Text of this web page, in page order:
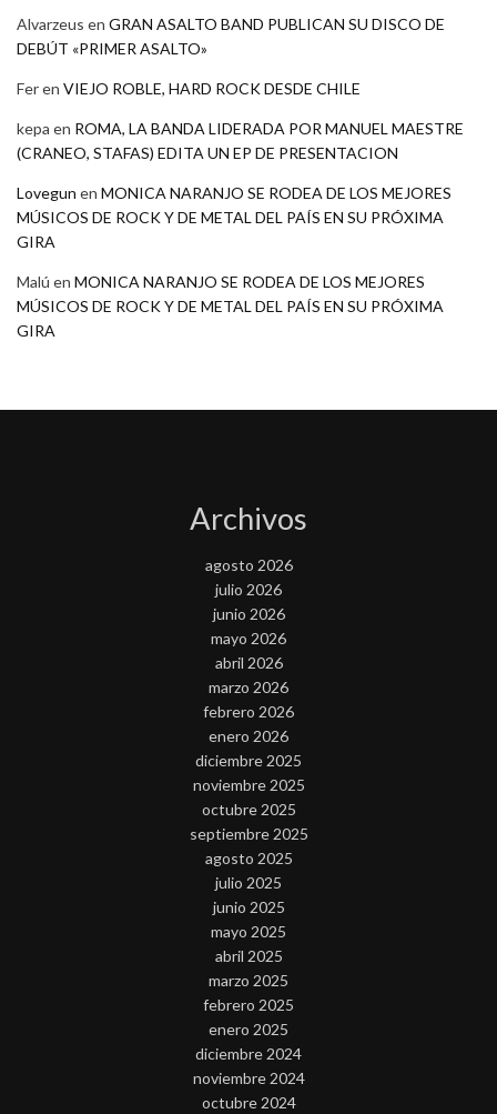
Alvarzeus en GRAN ASALTO BAND PUBLICAN SU DISCO DE
DEBÚT «PRIMER ASALTO»
Feren VIEJO ROBLE, HARD ROCK DESDE CHILE
kepa en ROMA, LA BANDA LIDERADA POR MANUEL MAESTRE
(CRANEO, STAFAS) EDITA UN EP DE PRESENTACION
Lovegun en MONICA NARANJO SE RODEA DE LOS MEJORES
MÚSICOS DE ROCK Y DE METAL DEL PAÍS EN SU PRÓXIMA
GIRA
Malú en MONICA NARANJO SE RODEA DE LOS MEJORES
MÚSICOS DE ROCK Y DE METAL DEL PAÍS EN SU PRÓXIMA
GIRA
Archivos
agosto 2026
julio 2026
junio 2026
mayo 2026
abril 2026
marzo 2026
febrero 2026
enero 2026
diciembre 2025
noviembre 2025
octubre 2025
septiembre 2025
agosto 2025
julio 2025
junio 2025
mayo 2025
abril 2025
marzo 2025
febrero 2025
enero 2025
diciembre 2024
noviembre 2024
octubre 2024